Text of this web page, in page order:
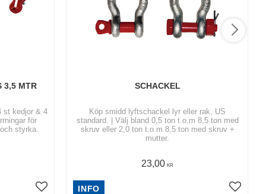
3,5 MTR
st kedjor & 4
styrka.
SCHACKEL
Köp smidd lyftschackel lyr eller rak, US
standard. | Välj bland 0,5 ton t.o.m 8,5 ton med
skruv eller 2,0 ton t.o.m 8,5 ton med skruv +
mutter.
23,00 KR
INFO